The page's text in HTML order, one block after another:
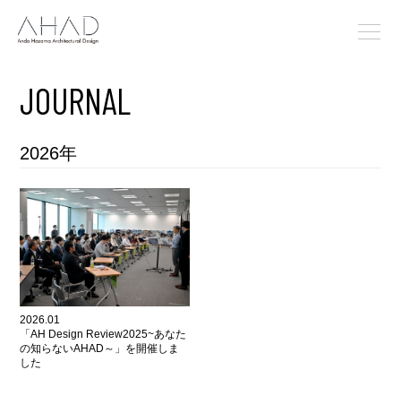
JOURNAL
2026年
2026.01
「AH Design Review2025~あなた
の知らないAHAD～」を開催しま
した